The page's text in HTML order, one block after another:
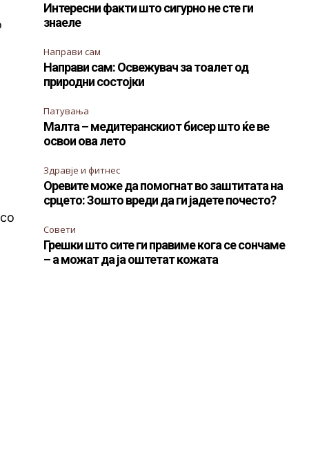
Интересни факти што сигурно не сте ги
знаеле
Направи сам
Направи сам: Освежувач за тоалет од
природни состојки
Патувања
Малта – медитеранскиот бисер што ќе ве
освои ова лето
Здравје и фитнес
Оревите може да помогнат во заштитата на
срцето: Зошто вреди да ги јадете почесто?
Совети
Грешки што сите ги правиме кога се сончаме
– а можат да ја оштетат кожата